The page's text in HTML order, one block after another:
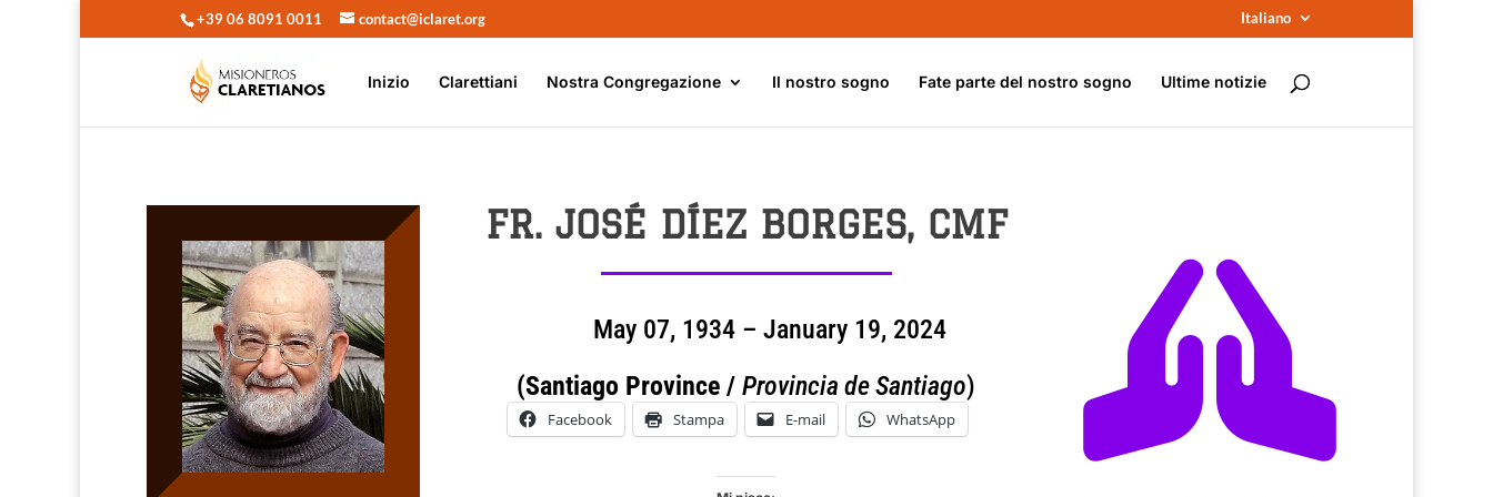
+39 06 8091 0011 contact@iclaret.org Italiano
Inizio Clarettiani Nostra Congregazione Il nostro sogno Fate parte del nostro sogno Ultime notizie
FR. JOSÉ DÍEZ BORGES, CMF
May 07, 1934 – January 19, 2024
(Santiago Province /Provincia de Santiago)
Facebook Stampa E-mail WhatsApp 